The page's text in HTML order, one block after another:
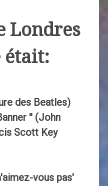
Londres
était:
des Beatles)
'' (John
Scott Key
vous pas'